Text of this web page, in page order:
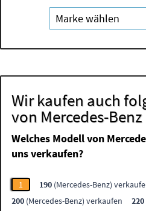
Wir kaufen auch
von Mercedes-Benz
Welches Modell von
uns verkaufen?
1 190 (Mercedes-Benz)
200 (Mercedes-Benz) verkaufen 220